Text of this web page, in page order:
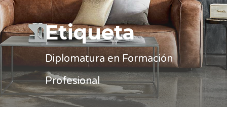
Etiqueta
Diplomatura en Formación
Profesional